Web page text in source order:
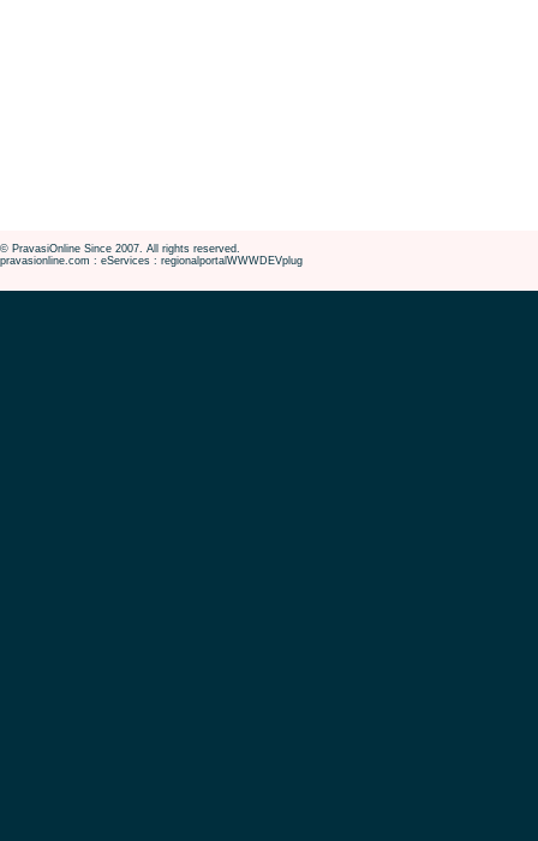
© PravasiOnline Since 2007. All rights reserved.
pravasionline.com : eServices : regionalportalWWWDEVplug